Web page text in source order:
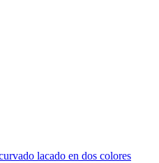
lacado en dos colores